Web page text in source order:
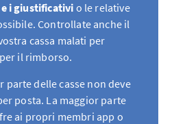
i giustificativi o le relative
Controllate anche il
cassa malati per
il rimborso.
parte delle casse non deve
posta. La maggior parte
ai propri membri app o